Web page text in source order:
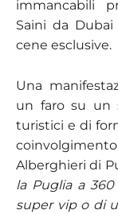
immancabili
Saini da
cene esclusive.
Una
un faro su un
turistici e di
Alberghieri di
la Puglia a
super vip o di